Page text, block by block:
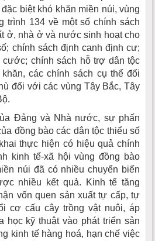
biệt khó khăn miền núi, vùng
trình 134 về một số chính sách
ở, nhà ở và nước sinh hoạt cho
chính sách định canh định cư;
chính sách hỗ trợ dân tộc
các chính sách cụ thể đối
đối với các vùng Tây Bắc, Tây
Đảng và Nhà nước, sự phấn
đồng bào các dân tộc thiểu số
thực hiện có hiệu quả chính
kinh tế-xã hội vùng đồng bào
núi đã có nhiều chuyển biến
nhiều kết quả. Kinh tế tăng
vốn quen sản xuất tự cấp, tự
cơ cấu cây trồng vật nuôi, áp
học kỹ thuật vào phát triển sản
kinh tế hàng hoá, hạn chế việc